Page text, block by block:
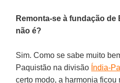
Remonta-se à fundação de
não é?
Sim. Como se sabe muito
Paquistão na divisão Índia-
certo modo, a harmonia ficou